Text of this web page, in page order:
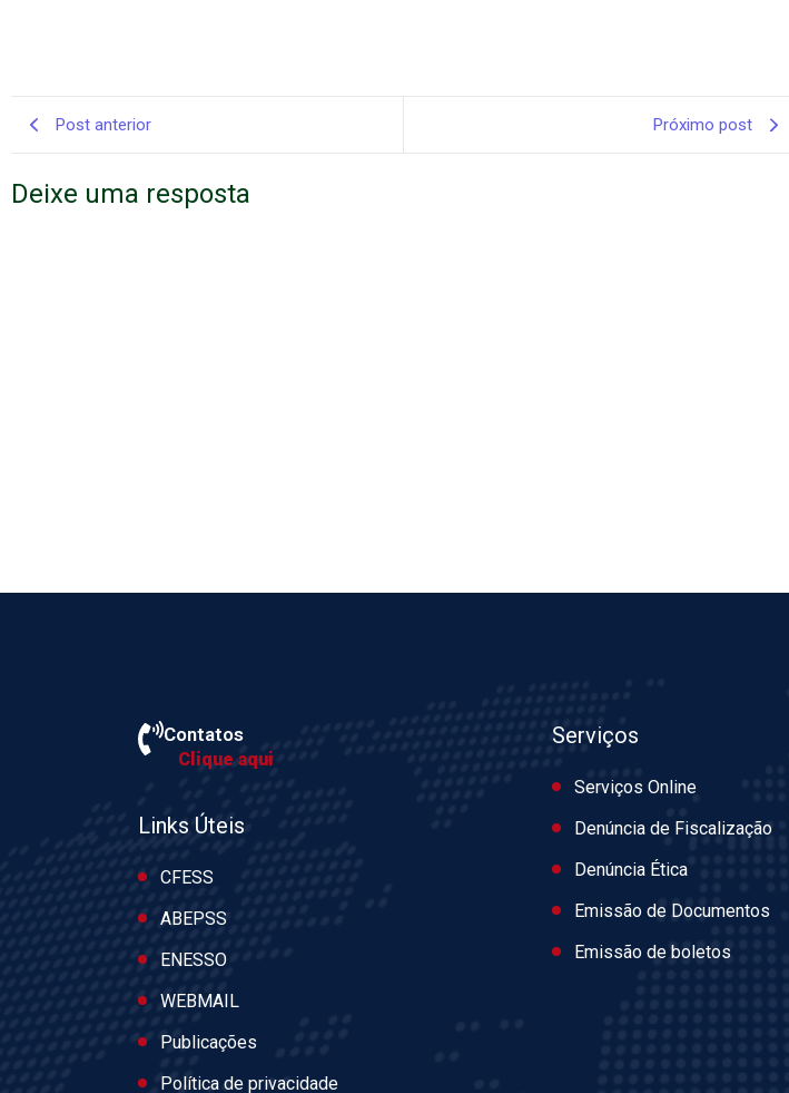
Post anterior Próximo post
Deixe uma resposta
Contatos
Clique aqui
Links Úteis
CFESS
ABEPSS
ENESSO
WEBMAIL
Publicações
Política de privacidade
Serviços
Serviços Online
Denúncia de Fiscalização
Denúncia Ética
Emissão de Documentos
Emissão de boletos